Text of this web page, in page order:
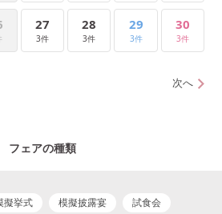
27
3件
28
3件
29
3件
30
3件
次へ
フェアの種類
擬挙式 模擬披露宴
試食会